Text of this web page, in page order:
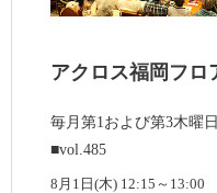
アクロス福岡フロ
毎月第1および第3木曜
■vol.485
8月1日(木) 12:15～13:00